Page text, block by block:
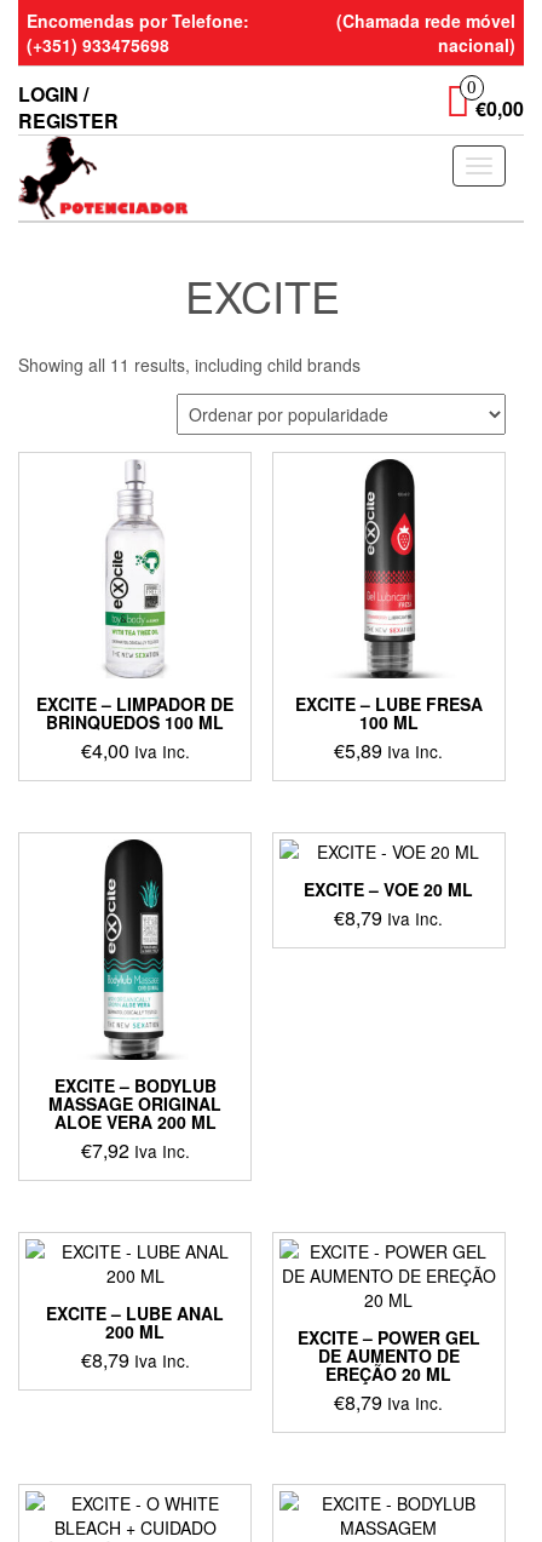
Skip
the
content
Encomendas por Telefone:
(+351) 933475698
(Chamada rede móvel
nacional)
LOGIN /
REGISTER
0
€0,00
Toggle
EXCITE
Showing all 11 results, including child brands
EXCITE – LIMPADOR DE
BRINQUEDOS 100 ML
€4,00 Iva Inc.
EXCITE – LUBE FRESA
100 ML
€5,89 Iva Inc.
EXCITE – BODYLUB
MASSAGE ORIGINAL
ALOE VERA 200 ML
€7,92 Iva Inc.
EXCITE – VOE 20 ML
€8,79 Iva Inc.
EXCITE – LUBE ANAL
200 ML
€8,79 Iva Inc.
EXCITE – POWER GEL
DE AUMENTO DE
EREÇÃO 20 ML
€8,79 Iva Inc.